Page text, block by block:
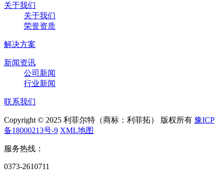
关于我们
关于我们
荣誉资质
解决方案
新闻资讯
公司新闻
行业新闻
联系我们
Copyright © 2025 利菲尔特（商标：利菲拓） 版权所有 豫ICP
备18000213号-9 XML地图
服务热线：
0373-2610711